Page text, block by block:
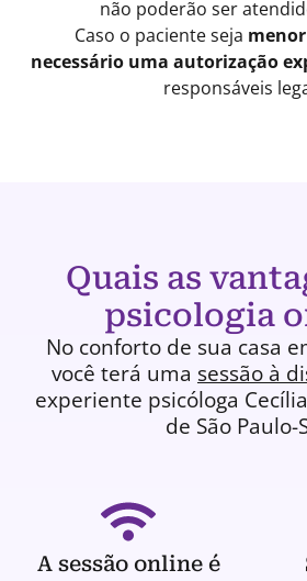
não poderão ser
Caso o paciente seja
necessário uma autorização
responsáveis
Quais as
psicologia
No conforto de sua casa
você terá uma sessão à
experiente psicóloga
de São Paulo-
A sessão online é